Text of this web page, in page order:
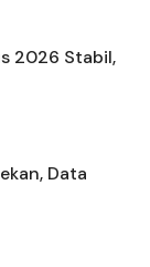
2026 Stabil,
Data